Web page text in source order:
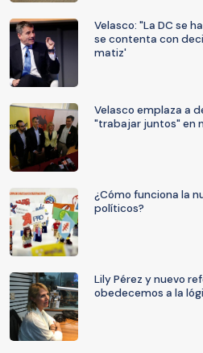
Velasco: "La DC se
se contenta con
matiz'
Velasco emplaza a
"trabajar juntos" en
¿Cómo funciona la
políticos?
Lily Pérez y nuevo
obedecemos a la